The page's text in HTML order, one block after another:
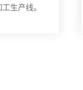
生产线。